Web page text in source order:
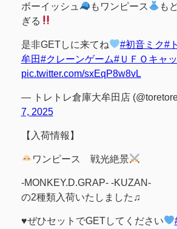
ボーイッシュ もワンピース
も
ぎる
是非GETしに来てね #初音ミク#
牟田#クレーンゲーム#ＵＦＯキャ
pic.twitter.com/sxEqP8w8vL
— トレトレ倉庫大牟田店
7, 2025
【入荷情報】
ワンピース 戦光絶景
-MONKEY.D.GRAP- -KUZAN-
の2種類入荷いたしました♫
♥️ぜひセットでGETしてください